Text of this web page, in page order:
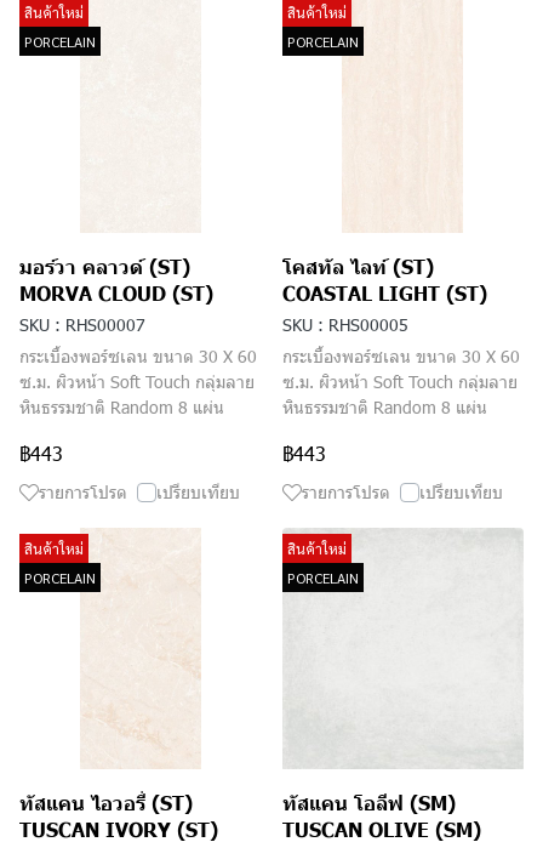
สินค้าใหม่
PORCELAIN
มอร์วา คลาวด์ (ST)
MORVA CLOUD (ST)
SKU : RHS00007
กระเบื้องพอร์ซเลน ขนาด 30 X 60
ซ.ม. ผิวหน้า Soft Touch กลุ่มลาย
หินธรรมชาติ Random 8 แผ่น
฿443
รายการโปรด เปรียบเทียบ
สินค้าใหม่
PORCELAIN
โคสทัล ไลท์ (ST)
COASTAL LIGHT (ST)
SKU : RHS00005
กระเบื้องพอร์ซเลน ขนาด 30 X 60
ซ.ม. ผิวหน้า Soft Touch กลุ่มลาย
หินธรรมชาติ Random 8 แผ่น
฿443
รายการโปรด เปรียบเทียบ
สินค้าใหม่
PORCELAIN
ทัสแคน ไอวอรี่ (ST)
TUSCAN IVORY (ST)
สินค้าใหม่
PORCELAIN
ทัสแคน โอลีฟ (SM)
TUSCAN OLIVE (SM)